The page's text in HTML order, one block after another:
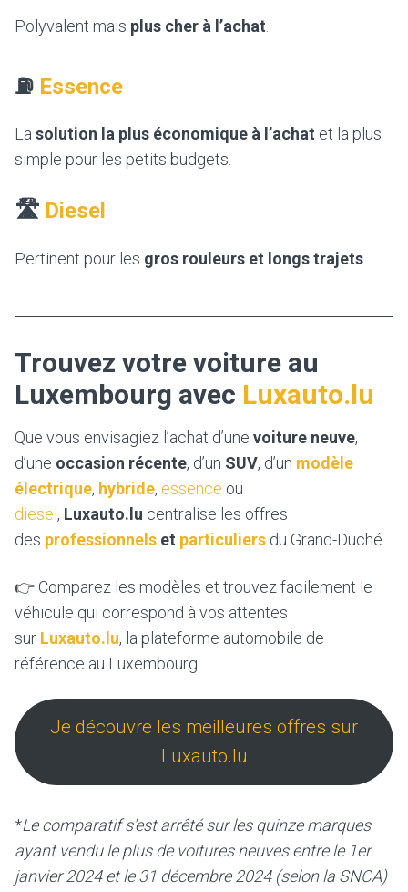
Polyvalent mais plus cher à l’achat
⛽ Essence
La solution la plus économique à l’achat et la plus
simple pour les petits budgets.
🛣️ Diesel
Pertinent pour les gros rouleurs et longs trajets
Trouvez votre voiture au
Luxembourg avec Luxauto.lu
Que vous envisagiez l’achat d’une voiture neuve,
d’une occasion récente, d’un SUV, d’un modèle
électrique, hybride, essence ou
diesel, Luxauto.lu centralise les offres
des professionnels et particuliers du Grand-Duché.
👉 Comparez les modèles et trouvez facilement le
véhicule qui correspond à vos attentes
sur Luxauto.lu, la plateforme automobile de
référence au Luxembourg.
Je découvre les meilleures offres sur
Luxauto.lu
*Le comparatif s'est arrêté sur les quinze marques
ayant vendu le plus de voitures neuves entre le 1er
janvier 2024 et le 31 décembre 2024 (selon la SNCA)